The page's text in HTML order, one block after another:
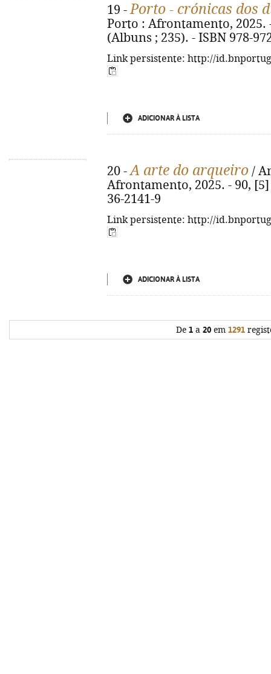
19 -Porto - crónicas dos
Porto : Afrontamento, 2025.
(Albuns ; 235). - ISBN 978-
Link persistente: http://
ADICIONAR À LISTA
20 -A arte do arqueiro /
Afrontamento, 2025. - 90, [5]
36-2141-9
Link persistente: http://
ADICIONAR À LISTA
De 1a 20em 1291